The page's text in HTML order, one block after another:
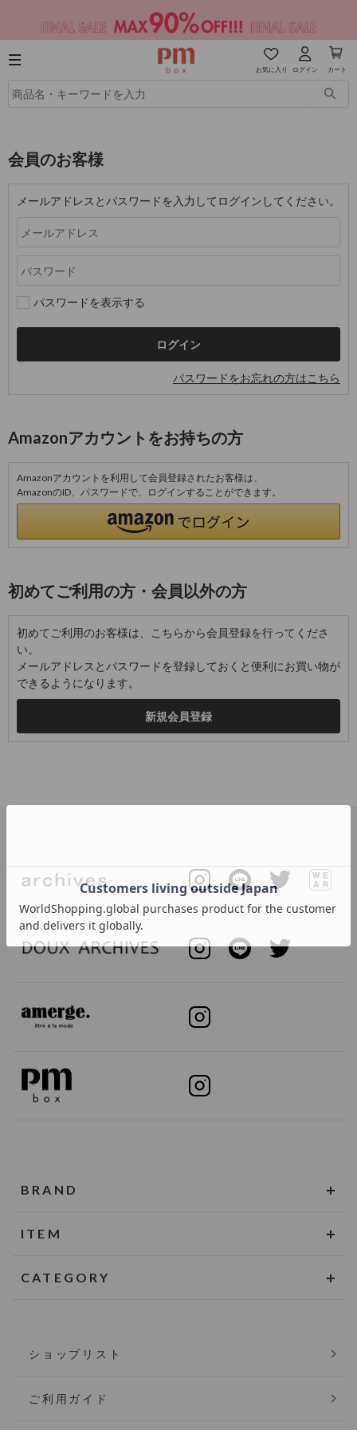
お気に入り ログイン カート
会員のお客様
メールアドレスとパスワードを入力してログインしてください。
パスワードを表示する
パスワードをお忘れの方はこちら
Amazonアカウントをお持ちの方
Amazonアカウントを利用して会員登録されたお客様は、
AmazonのID、パスワードで、ログインすることができます。
初めてご利用の方・会員以外の方
初めてご利用のお客様は、こちらから会員登録を行ってくださ
い。
メールアドレスとパスワードを登録しておくと便利にお買い物が
できるようになります。
BRAND
ITEM
CATEGORY
ショップリスト
ご利用ガイド